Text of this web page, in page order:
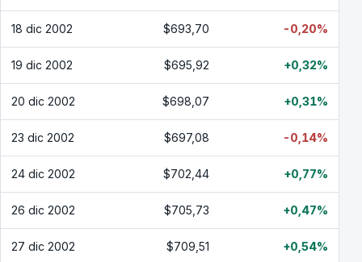
18 dic 2002 $693,70 -0,20%
19 dic 2002 $695,92 +0,32%
20 dic 2002 $698,07 +0,31%
23 dic 2002 $697,08 -0,14%
24 dic 2002 $702,44 +0,77%
26 dic 2002 $705,73 +0,47%
27 dic 2002 $709,51 +0,54%